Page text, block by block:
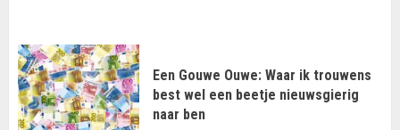
Een Gouwe Ouwe: Waar ik trouwens
best wel een beetje nieuwsgierig
naar ben